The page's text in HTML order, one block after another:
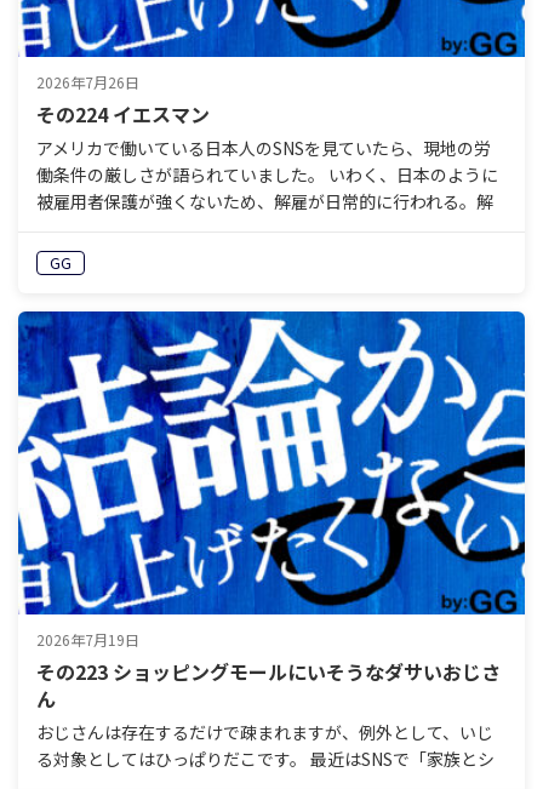
2026年7月26日
その224 イエスマン
アメリカで働いている日本人のSNSを見ていたら、現地の労
働条件の厳しさが語られていました。 いわく、日本のように
被雇用者保護が強くないため、解雇が日常的に行われる。解
の…
GG
2026年7月19日
その223 ショッピングモールにいそうなダサいおじさ
ん
おじさんは存在するだけで疎まれますが、例外として、いじ
る対象としてはひっぱりだこです。 最近はSNSで「家族とシ